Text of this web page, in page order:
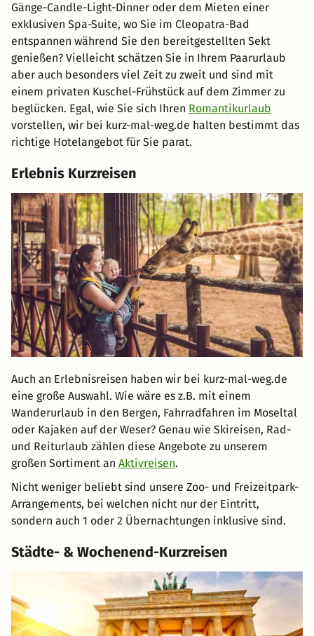
Gänge-Candle-Light-Dinner oder dem Mieten einer
exklusiven Spa-Suite, wo Sie im Cleopatra-Bad
entspannen während Sie den bereitgestellten Sekt
genießen? Vielleicht schätzen Sie in Ihrem Paarurlaub
aber auch besonders viel Zeit zu zweit und sind mit
einem privaten Kuschel-Frühstück auf dem Zimmer zu
beglücken. Egal, wie Sie sich Ihren Romantikurlaub
vorstellen, wir bei kurz-mal-weg.de halten bestimmt das
richtige Hotelangebot für Sie parat.
Erlebnis Kurzreisen
Auch an Erlebnisreisen haben wir bei kurz-mal-weg.de
eine große Auswahl. Wie wäre es z.B. mit einem
Wanderurlaub in den Bergen, Fahrradfahren im Moseltal
oder Kajaken auf der Weser? Genau wie Skireisen, Rad-
und Reiturlaub zählen diese Angebote zu unserem
großen Sortiment an Aktivreisen.
Nicht weniger beliebt sind unsere Zoo- und Freizeitpark-
Arrangements, bei welchen nicht nur der Eintritt,
sondern auch 1 oder 2 Übernachtungen inklusive sind.
Städte- & Wochenend-Kurzreisen